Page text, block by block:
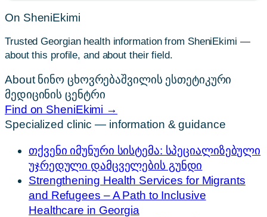
On SheniEkimi
Trusted Georgian health information from SheniEkimi —
about this profile, and about their field.
About ნინო ცხოვრებაშვილის ესთეტიკური
მედიცინის ცენტრი
Find on SheniEkimi →
Specialized clinic — information & guidance
თქვენი იმუნური სისტემა: სპეციალიზებული
უჯრედული დამცველების გუნდი
Strengthening Health Services for Migrants
and Refugees – A Path to Inclusive
Healthcare in Georgia